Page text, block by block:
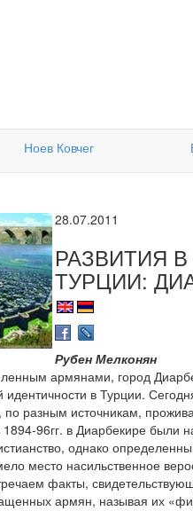
Ноев Ковчег
28.07.2011
РАЗВИТИЯ
ТУРЦИИ:
Рубен Мелконян
армянами, город
идентичности в Турции.
по разным источникам,
96гг. в Диарбекире
однако
место насильственное
факты,
армян, называя их